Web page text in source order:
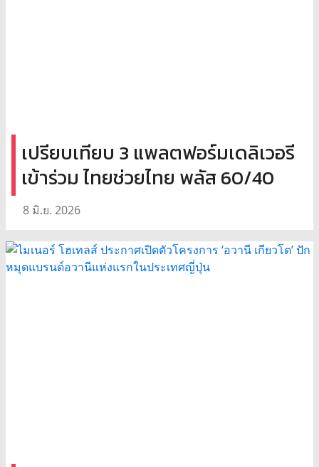
เปรียบเทียบ 3 แพลตฟอร์มเดลิเวอรี
เข้าร่วม ไทยช่วยไทย พลัส 60/40
8 มิ.ย. 2026